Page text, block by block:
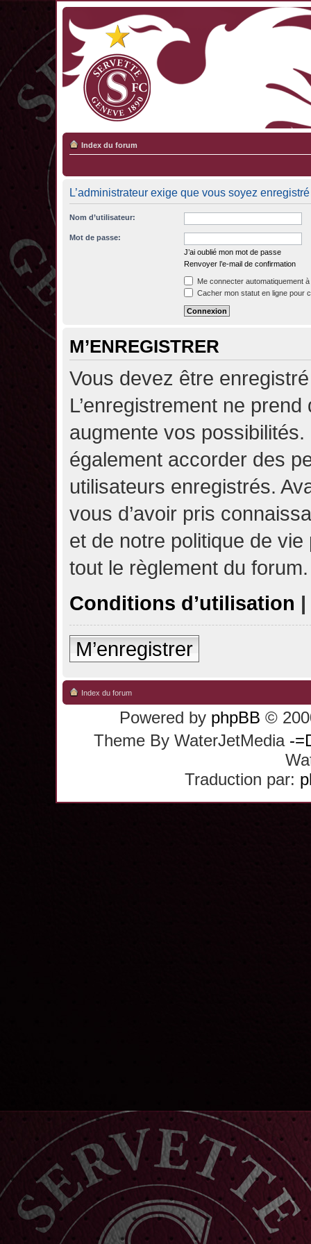
Index du forum
L’administrateur exige que vous soyez
Nom d’utilisateur:
Mot de passe:
J’ai oublié mon mot de passe
Renvoyer l’e-mail de confirmation
Me connecter automatiquement
Cacher mon statut en ligne pour
M’ENREGISTRER
Vous devez être
L’enregistrement ne
augmente vos possibilités.
également accorder des
utilisateurs enregistrés.
vous d’avoir pris
et de notre politique de
tout le règlement du forum.
Conditions d’utilisation |
M’enregistrer
Index du forum
Powered by phpBB ©
Theme By WaterJetMedia -
Traduction par: